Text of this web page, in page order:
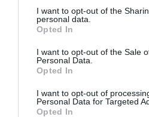
not limited to your visit or usage
grant or deny consent to Google
use your data for below specified
consent section.
I want to opt-out of the
personal data.
Opted In
I want to opt-out of the Sale
Personal Data.
Opted In
I want to opt-out of
Personal Data for Targeted
Opted In
hanem más szállásokra is,
vigyük magunkkal az
egy lakat is jól tud jönni.